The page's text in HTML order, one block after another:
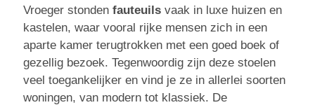
Vroeger stonden fauteuilsvaak in luxe huizen en
kastelen, waar vooral rijke mensen zich in een
aparte kamer terugtrokken met een goed boek of
gezellig bezoek. Tegenwoordig zijn deze stoelen
veel toegankelijker en vind je ze in allerlei soorten
woningen, van modern tot klassiek. De